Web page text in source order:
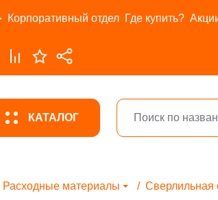
Корпоративный отдел Где купить?
КАТАЛОГ
Расходные материалы Сверлильная